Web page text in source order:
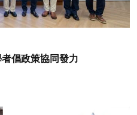
倡政策協同發力